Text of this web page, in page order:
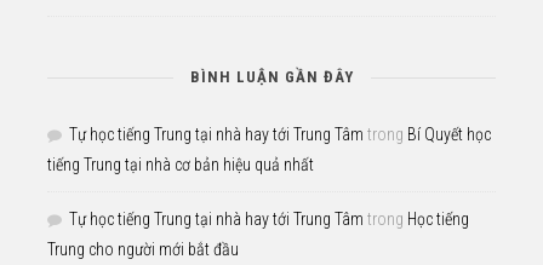
BÌNH LUẬN GẦN ĐÂY
Tự học tiếng Trung tại nhà hay tới Trung Tâm trong Bí Quyết học
tiếng Trung tại nhà cơ bản hiệu quả nhất
Tự học tiếng Trung tại nhà hay tới Trung Tâm trong Học tiếng
Trung cho người mới bắt đầu